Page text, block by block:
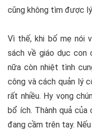
cũng không tìm được
Vì thế, khi bố mẹ nói
sách về giáo dục con
nữa còn nhiệt tình
công và cách quản lý
rất nhiều. Hy vọng
bổ ích. Thành quả của
đang cầm trên tay.